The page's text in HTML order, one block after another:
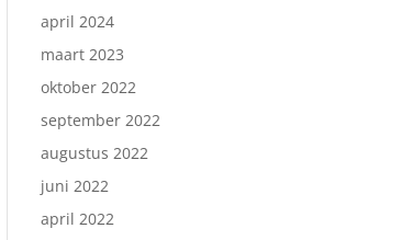
april 2024
maart 2023
oktober 2022
september 2022
augustus 2022
juni 2022
april 2022